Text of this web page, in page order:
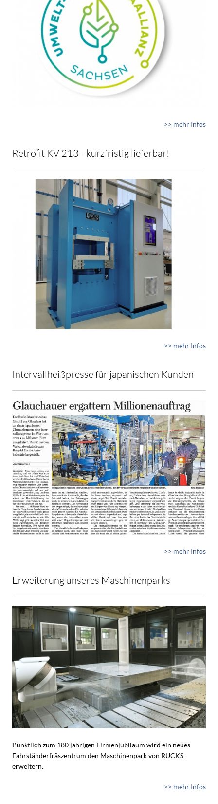
>> mehr Infos
Retrofit KV 213 - kurzfristig lieferbar!
>> mehr Infos
Intervallheißpresse für japanischen Kunden
>> mehr Infos
Erweiterung unseres Maschinenparks
Pünktlich zum 180 jährigen Firmenjubiläum wird ein neues
Fahrständerfräszentrum den Maschinenpark von RUCKS
erweitern.
>> mehr Infos